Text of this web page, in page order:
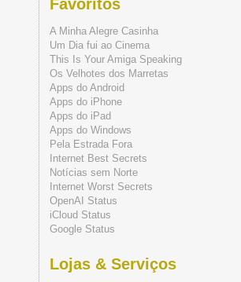
Favoritos
A Minha Alegre Casinha
Um Dia fui ao Cinema
This Is Your Amiga Speaking
Os Velhotes dos Marretas
Apps do Android
Apps do iPhone
Apps do iPad
Apps do Windows
Pela Estrada Fora
Internet Best Secrets
Notícias sem Norte
Internet Worst Secrets
OpenAI Status
iCloud Status
Google Status
Lojas & Serviços